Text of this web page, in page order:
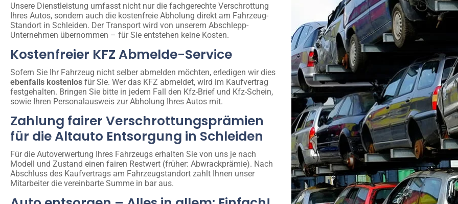
Unsere Dienstleistung umfasst nicht nur die fachgerechte Verschrottung
Ihres Autos, sondern auch die kostenfreie Abholung direkt am Fahrzeug-
Standort in Schleiden. Der Transport wird von unserem Abschlepp-
Unternehmen übernommen – für Sie entstehen keine Kosten.
Kostenfreier KFZ Abmelde-Service
Sofern Sie Ihr Fahrzeug nicht selber abmelden möchten, erledigen wir dies
ebenfalls kostenlos für Sie. Wer das KFZ abmeldet, wird im Kaufvertrag
festgehalten. Bringen Sie bitte in jedem Fall den Kfz-Brief und Kfz-Schein,
sowie Ihren Personalausweis zur Abholung Ihres Autos mit.
Zahlung fairer Verschrottungsprämien
für die Altauto Entsorgung in Schleiden
Für die Autoverwertung Ihres Fahrzeugs erhalten Sie von uns je nach
Modell und Zustand einen fairen Restwert (früher: Abwrackprämie). Nach
Abschluss des Kaufvertrags am Fahrzeugstandort zahlt Ihnen unser
Mitarbeiter die vereinbarte Summe in bar aus.